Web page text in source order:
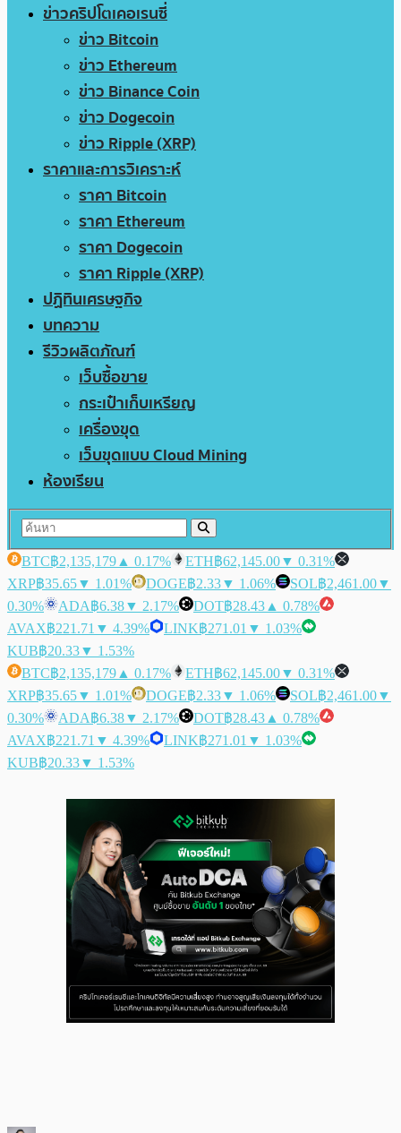
ข่าวคริปโตเคอเรนซี่
ข่าว Bitcoin
ข่าว Ethereum
ข่าว Binance Coin
ข่าว Dogecoin
ข่าว Ripple (XRP)
ราคาและการวิเคราะห์
ราคา Bitcoin
ราคา Ethereum
ราคา Dogecoin
ราคา Ripple (XRP)
ปฏิทินเศรษฐกิจ
บทความ
รีวิวผลิตภัณฑ์
เว็บซื้อขาย
กระเป๋าเก็บเหรียญ
เครื่องขุด
เว็บขุดแบบ Cloud Mining
ห้องเรียน
BTC฿2,135,179 ▲ 0.17% ETH฿62,145.00▼ 0.31%
XRP฿35.65▼ 1.01% DOGE฿2.33▼ 1.06% SOL฿2,461.00▼
0.30%
ADA฿6.38▼ 2.17% DOT฿28.43 ▲ 0.78%
AVAX฿221.71 ▼ 4.39% LINK฿271.01 ▼ 1.03%
KUB฿20.33▼ 1.53%
BTC฿2,135,179 ▲ 0.17% ETH฿62,145.00▼ 0.31%
XRP฿35.65▼ 1.01% DOGE฿2.33▼ 1.06% SOL฿2,461.00▼
0.30%
ADA฿6.38▼ 2.17% DOT฿28.43 ▲ 0.78%
AVAX฿221.71 ▼ 4.39% LINK฿271.01 ▼ 1.03%
KUB฿20.33▼ 1.53%